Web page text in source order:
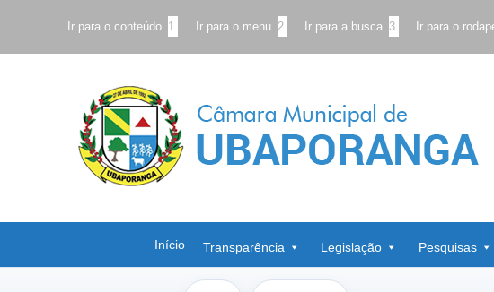
Ir para o conteúdo 1 Ir para o menu 2 Ir para a busca 3 Ir para o
Início Transparência Legislação Pesquisas